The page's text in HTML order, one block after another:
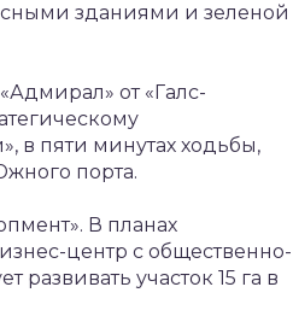
зданиями и зеленой
от «Галс-
в пяти минутах ходьбы,
порта.
В планах
центр с общественно-
участок 15 га в